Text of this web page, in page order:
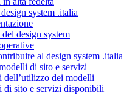
system .italia
design system
al design system .italia
di sito e servizi
dell’utilizzo dei modelli
di sito e servizi disponibili